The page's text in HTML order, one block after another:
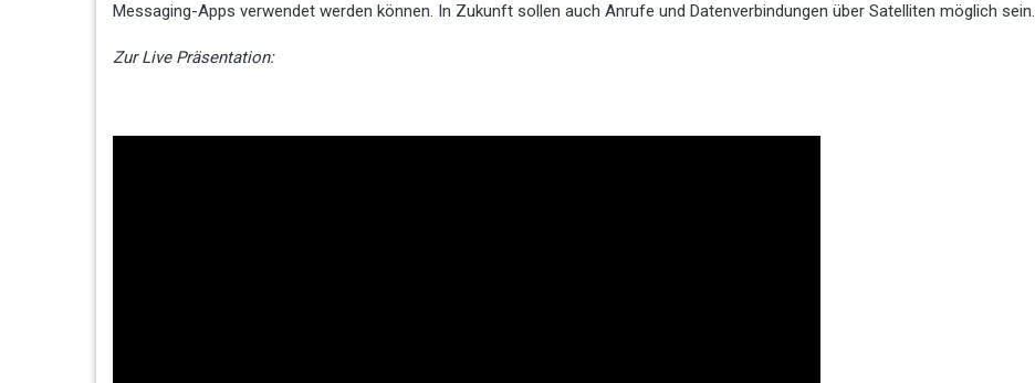
Messaging-Apps verwendet werden können. In Zukunft sollen auch Anrufe und Datenverbindungen über Satelliten möglich sein.
Zur Live Präsentation: